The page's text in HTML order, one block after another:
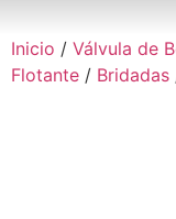
Inicio / Válvula de
Flotante / Bridadas